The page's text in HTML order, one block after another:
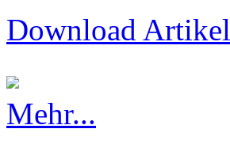
Download Artikel
Mehr...